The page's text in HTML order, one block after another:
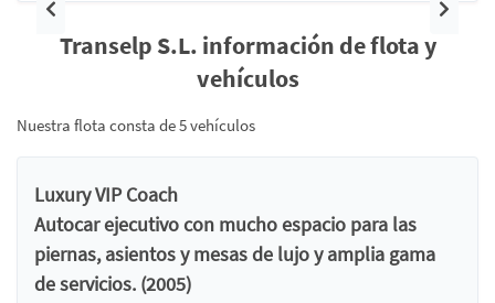
Anterior
Transelp S.L. información de flota y
vehículos
Nuestra flota consta de 5 vehículos
Luxury VIP Coach
Autocar ejecutivo con mucho espacio para las
piernas, asientos y mesas de lujo y amplia gama
de servicios. (2005)